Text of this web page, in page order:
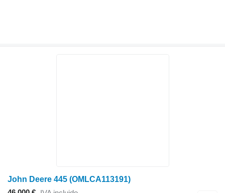
John Deere 445 (OMLCA113191)